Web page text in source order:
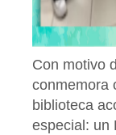
Con motivo
conmemora
biblioteca
especial: un